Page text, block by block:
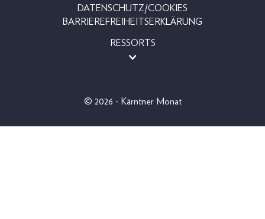
DATENSCHUTZ/COOKIES
BARRIEREFREIHEITSERKLÄRUNG
RESSORTS
© 2026 - Kärntner Monat